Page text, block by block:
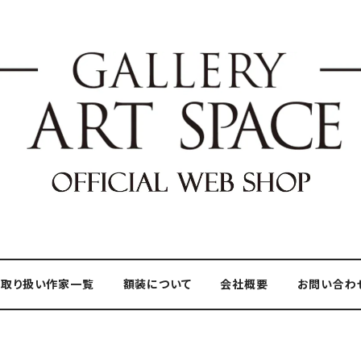
取り扱い作家一覧 額装について 会社概要 お問い合わ